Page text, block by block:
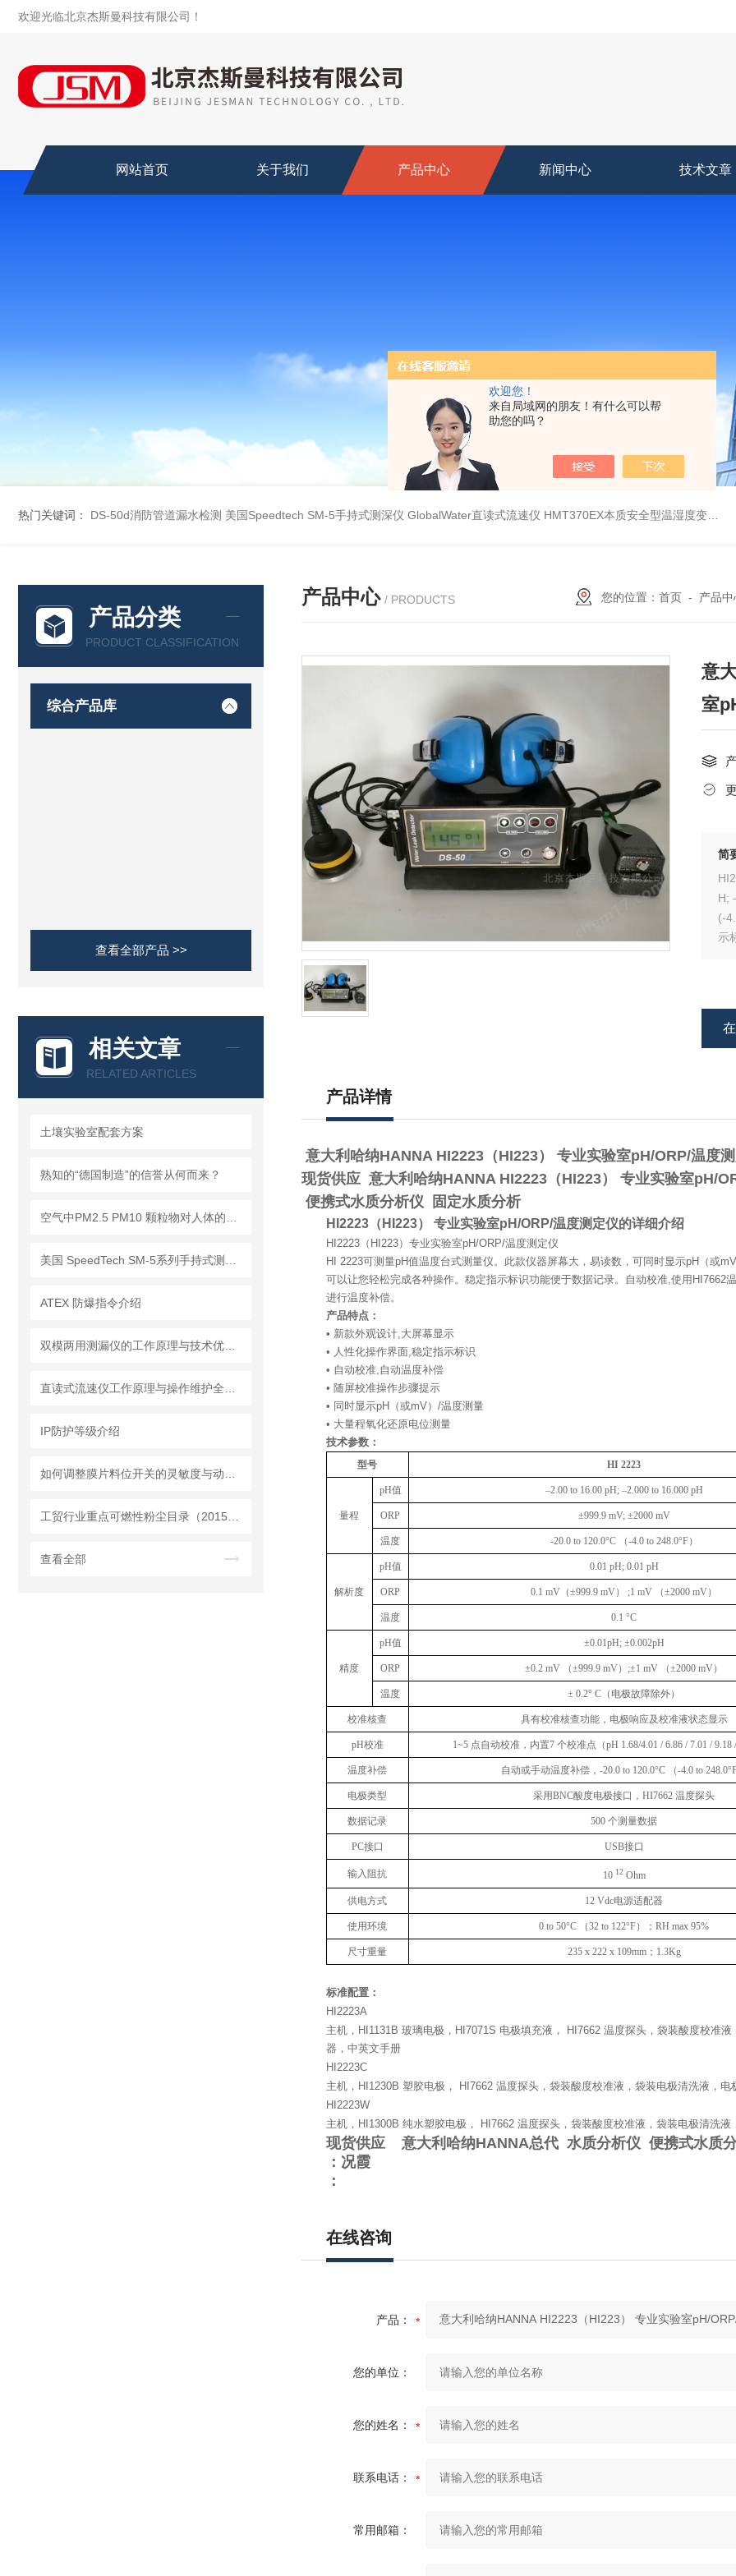
欢迎您！
来自局域网的朋友！有什么可以帮
助您的吗？
欢迎光临北京杰斯曼科技有限公司！
网站首页 关于我们 产品中心 新闻中心 技术文章
热门关键词： DS-50d消防管道漏水检测 美国Speedtech SM-5手持式测深仪 GlobalWater直读式流速仪 HMT370EX本质安全型温湿度变送器系列 适用于 0 区和 20 区
产品分类
PRODUCT CLASSIFICATION
综合产品库
查看全部产品 >>
相关文章
RELATED ARTICLES
土壤实验室配套方案
熟知的“德国制造”的信誉从何而来？
ATEX 防爆指令介绍
IP防护等级介绍
查看全部
产品中心 / PRODUCTS 您的位置： 首页- 产品中
意
室
简
H;
(-
示
产品详情
意大利哈纳HANNA HI2223（HI223） 专业实验室pH/ORP/温度
现货供应 意大利哈纳HANNA HI2223（HI223） 专业实验室pH/
便携式水质分析仪 固定水质分析
HI2223（HI223） 专业实验室pH/ORP/温度测定仪的详细介绍
HI2223（HI223）专业实验室pH/ORP/温度测定仪
HI 2223可测量pH值温度台式测量仪。此款仪器屏幕大，易读数，可同时显示pH（或
可以让您轻松完成各种操作。稳定指示标识功能便于数据记录。自动校准,使用HI7662
进行温度补偿。
产品特点：
• 新款外观设计,大屏幕显示
• 人性化操作界面,稳定指示标识
• 自动校准,自动温度补偿
• 随屏校准操作步骤提示
• 同时显示pH（或mV）/温度测量
• 大量程氧化还原电位测量
技术参数：
型号 HI 2223
量程
pH值 –2.00 to 16.00 pH; –2.000 to 16.000 pH
ORP ±999.9 mV; ±2000 mV
温度 -20.0 to 120.0°C （-4.0 to 248.0°F）
解析度
pH值 0.01 pH; 0.01 pH
ORP 0.1 mV（±999.9 mV） ;1 mV （±2000 mV）
温度 0.1 °C
精度
pH值 ±0.01pH; ±0.002pH
ORP ±0.2 mV （±999.9 mV）;±1 mV （±2000 mV）
温度 ± 0.2° C （电极故障除外）
校准核查 具有校准核查功能，电极响应及校准液状态显示
pH校准 1~5 点自动校准，内置7 个校准点（pH 1.68/4.01 / 6.86 / 7.01 / 9.18
温度补偿 自动或手动温度补偿， -20.0 to 120.0°C （-4.0 to 248.0°F
电极类型 采用BNC酸度电极接口， HI7662 温度探头
数据记录 500 个测量数据
PC接口 USB接口
输入阻抗 10 12Ohm
供电方式 12 Vdc电源适配器
使用环境 0 to 50°C （32 to 122°F） ； RH max 95%
尺寸重量 235 x 222 x 109mm； 1.3Kg
标准配置：
HI2223A
主机，HI1131B 玻璃电极，HI7071S 电极填充液， HI7662 温度探头，袋装酸度校准
器，中英文手册
HI2223C
主机，HI1230B 塑胶电极， HI7662 温度探头，袋装酸度校准液，袋装电极清洗液，
HI2223W
主机，HI1300B 纯水塑胶电极， HI7662 温度探头，袋装酸度校准液，袋装电极清洗
现货供应 意大利哈纳HANNA总代 水质分析仪 便携式水质
：况霞
：
在线咨询
产品：
您的单位：
您的姓名：
联系电话：
常用邮箱：